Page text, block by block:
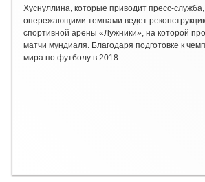
Хуснуллина, которые приводит пресс-служба,
опережающими темпами ведет
спортивной арены «Лужники», на которой
матчи мундиаля. Благодаря подготовке к
мира по футболу в 2018...